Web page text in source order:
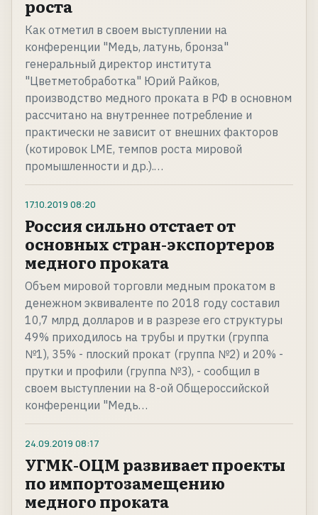
роста
Как отметил в своем выступлении на
конференции "Медь, латунь, бронза"
генеральный директор института
"Цветметобработка" Юрий Райков,
производство медного проката в РФ в основном
рассчитано на внутреннее потребление и
практически не зависит от внешних факторов
(котировок LME, темпов роста мировой
промышленности и др.).…
17.10.2019 08:20
Россия сильно отстает от
основных стран-экспортеров
медного проката
Объем мировой торговли медным прокатом в
денежном эквиваленте по 2018 году составил
10,7 млрд долларов и в разрезе его структуры
49% приходилось на трубы и прутки (группа
№1), 35% - плоский прокат (группа №2) и 20% -
прутки и профили (группа №3), - сообщил в
своем выступлении на 8-ой Общероссийской
конференции "Медь…
24.09.2019 08:17
УГМК-ОЦМ развивает проекты
по импортозамещению
медного проката